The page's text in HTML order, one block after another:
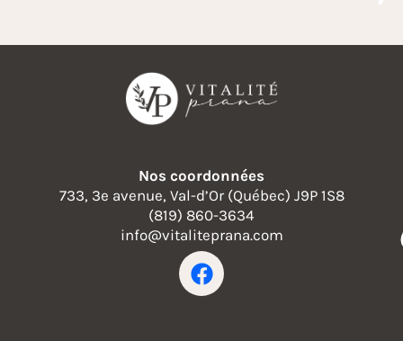
Nos coordonnées
733, 3e avenue, Val-d’Or (Québec) J9P 1S8
(819) 860-3634
info@vitaliteprana.com